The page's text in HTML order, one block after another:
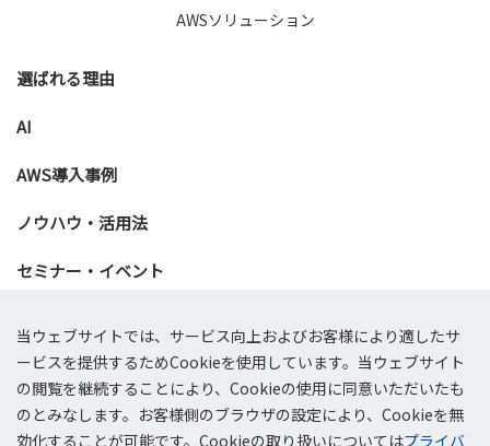
当ウェブサイトでは、サービス向上およびお客様により適したサ
ービスを提供するためCookieを使用しています。当ウェブサイト
の閲覧を継続することにより、Cookieの使用に同意いただいたも
のとみなします。お客様側のブラウザの設定により、Cookieを無
効化することが可能です。Cookieの取り扱いについてはプライバ
AWSソリューション
選ばれる理由
AI
AWS導入事例
ノウハウ・活用法
セミナー・イベント
お問い合わせ